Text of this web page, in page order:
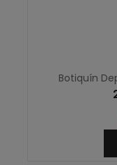
Botiquín